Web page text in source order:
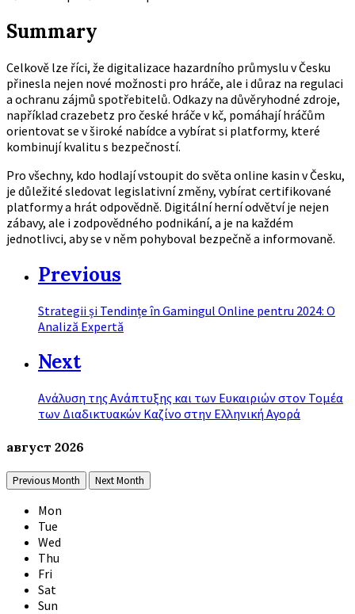
Summary
Celkově lze říci, že digitalizace hazardního průmyslu v Česku
přinesla nejen nové možnosti pro hráče, ale i důraz na regulaci
a ochranu zájmů spotřebitelů. Odkazy na důvěryhodné zdroje,
například crazebetz pro české hráče v kč, pomáhají hráčům
orientovat se v široké nabídce a vybírat si platformy, které
kombinují kvalitu s bezpečností.
Pro všechny, kdo hodlají vstoupit do světa online kasin v Česku,
je důležité sledovat legislativní změny, vybírat certifikované
platformy a hrát odpovědně. Digitální herní odvětví je nejen
zábavy, ale i zodpovědného podnikání, a je na každém
jednotlivci, aby se v něm pohyboval bezpečně a informovaně.
Previous
Strategii și Tendințe în Gamingul Online pentru 2024: O
Analiză Expertă
Next
Ανάλυση της Ανάπτυξης και των Ευκαιριών στον Τομέα
των Διαδικτυακών Καζίνο στην Ελληνική Αγορά
август 2026
Previous Month Next Month
Mon
Tue
Wed
Thu
Fri
Sat
Sun